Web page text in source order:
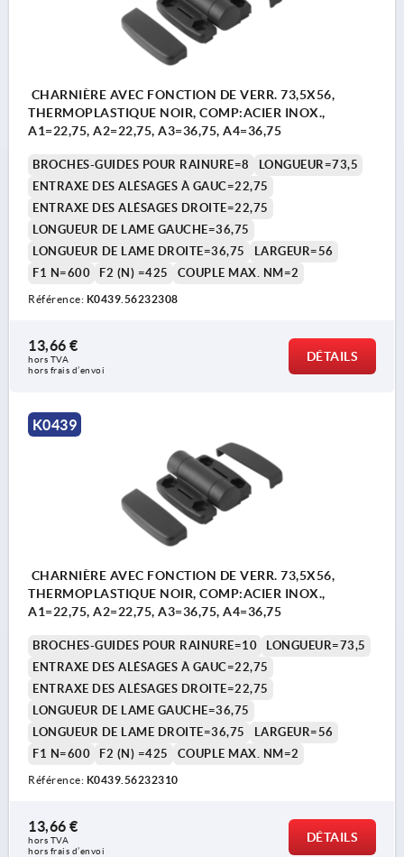
CHARNIÈRE AVEC FONCTION DE VERR. 73,5X56,
THERMOPLASTIQUE NOIR, COMP:ACIER INOX.,
A1=22,75, A2=22,75, A3=36,75, A4=36,75
BROCHES-GUIDES POUR RAINURE=8
LONGUEUR=73,5
ENTRAXE DES ALÉSAGES À GAUC=22,75
ENTRAXE DES ALÉSAGES DROITE=22,75
LONGUEUR DE LAME GAUCHE=36,75
LONGUEUR DE LAME DROITE=36,75
LARGEUR=56
F1 N=600
F2 (N) =425 COUPLE MAX. NM=2
Référence: K0439.56232308
13,66 €
hors TVA
hors frais d’envoi
DÉTAILS
K0439
CHARNIÈRE AVEC FONCTION DE VERR. 73,5X56,
THERMOPLASTIQUE NOIR, COMP:ACIER INOX.,
A1=22,75, A2=22,75, A3=36,75, A4=36,75
BROCHES-GUIDES POUR RAINURE=10
LONGUEUR=73,5
ENTRAXE DES ALÉSAGES À GAUC=22,75
ENTRAXE DES ALÉSAGES DROITE=22,75
LONGUEUR DE LAME GAUCHE=36,75
LONGUEUR DE LAME DROITE=36,75
LARGEUR=56
F1 N=600
F2 (N) =425 COUPLE MAX. NM=2
Référence: K0439.56232310
13,66 €
hors TVA
hors frais d’envoi
DÉTAILS